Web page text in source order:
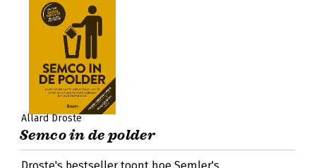
Allard Droste
Semco in de polder